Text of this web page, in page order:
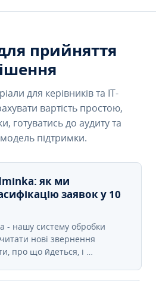
прийняття
для керівників та IT-
вартість простою,
готуватись до аудиту та
підтримки.
як ми
заявок у 10
- нашу систему обробки
нові звернення
про що йдеться, і …